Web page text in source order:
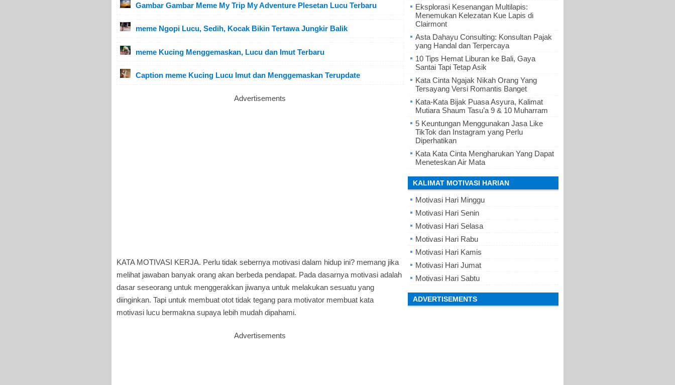
Gambar Gambar Meme My Trip My Adventure Plesetan Lucu Terbaru
meme Ngopi Lucu, Sedih, Kocak Bikin Tertawa Jungkir Balik
meme Kucing Menggemaskan, Lucu dan Imut Terbaru
Caption meme Kucing Lucu Imut dan Menggemaskan Terupdate
Advertisements
KATA MOTIVASI KERJA. Perlu tidak sebernya motivasi dalam hidup ini? memang jika
melihat jawaban banyak orang akan berbeda pendapat. Pada dasarnya motivasi adalah
dasar seseorang untuk menggerakkan jiwanya untuk melakukan sesuatu yang
diinginkan. Tapi untuk membuat otot tidak tegang para motivator membuat kata
motivasi lucu bermakna supaya lebih mudah dipahami.
Advertisements
Eksplorasi Kesenangan Multilapis:
Menemukan Kelezatan Kue Lapis di
Clairmont
Asta Dahayu Consulting: Konsultan Pajak
yang Handal dan Terpercaya
10 Tips Hemat Liburan ke Bali, Gaya
Santai Tapi Tetap Asik
Kata Cinta Ngajak Nikah Orang Yang
Tersayang Versi Romantis Banget
Kata-Kata Bijak Puasa Asyura, Kalimat
Mutiara Shaum Tasu’a 9 & 10 Muharram
5 Keuntungan Menggunakan Jasa Like
TikTok dan Instagram yang Perlu
Diperhatikan
Kata Kata Cinta Mengharukan Yang Dapat
Meneteskan Air Mata
KALIMAT MOTIVASI HARIAN
Motivasi Hari Minggu
Motivasi Hari Senin
Motivasi Hari Selasa
Motivasi Hari Rabu
Motivasi Hari Kamis
Motivasi Hari Jumat
Motivasi Hari Sabtu
ADVERTISEMENTS